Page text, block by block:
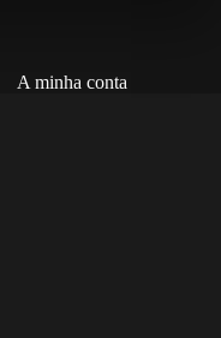
A minha conta